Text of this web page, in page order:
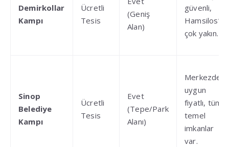
Demirkollar
Kampı
Ücretli
Tesis
(Geniş
Alan)
güvenli,
Hamsilos’a
çok yakın.
Sinop
Belediye
Kampı
Ücretli
Tesis
Evet
(Tepe/Park
Alanı)
Merkezde,
uygun
fiyatlı, tüm
temel
imkanlar
var.